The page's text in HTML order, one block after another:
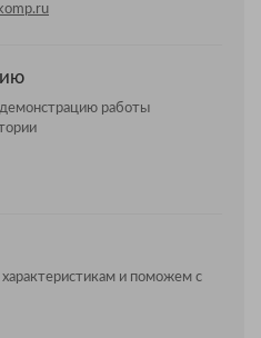
работы
и поможем с